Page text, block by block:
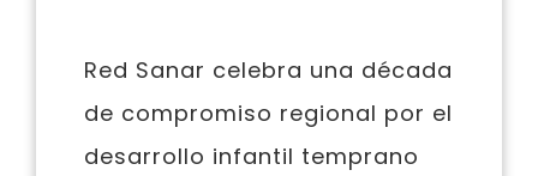
Red Sanar celebra una década
de compromiso regional por el
desarrollo infantil temprano